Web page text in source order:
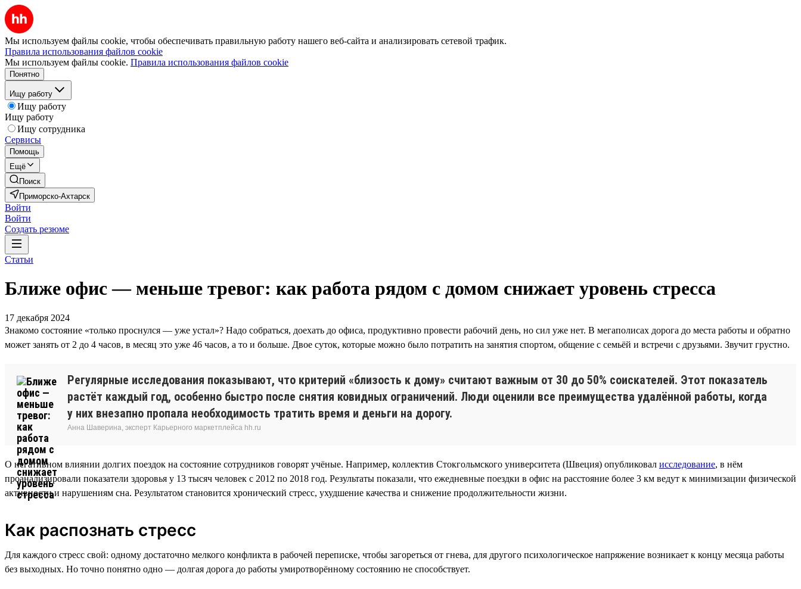
Мы используем файлы cookie, чтобы обеспечивать правильную работу нашего веб-сайта и анализировать сетевой трафик.
Правила использования файлов cookie
Мы используем файлы cookie. Правила использования файлов cookie
Понятно
Ищу работу
Ищу работу
Ищу работу
Ищу сотрудника
Сервисы
Помощь
Ещё
Поиск
Приморско-Ахтарск
Войти
Войти
Создать резюме
Статьи
Ближе офис — меньше тревог: как работа рядом с домом снижает уровень стресса
17 декабря 2024
Знакомо состояние «только проснулся — уже устал»? Надо собраться, доехать до офиса, продуктивно провести рабочий день, но сил уже нет. В мегаполисах дорога до места работы и обратно
может занять от 2 до 4 часов, в месяц это уже 46 часов, а то и больше. Двое суток, которые можно было потратить на занятия спортом, общение с семьёй и встречи с друзьями. Звучит грустно.
Регулярные исследования показывают, что критерий «близость к дому» считают важным от 30 до 50% соискателей. Этот показатель
растёт каждый год, особенно быстро после снятия ковидных ограничений. Люди оценили все преимущества удалённой работы, когда
у них внезапно пропала необходимость тратить время и деньги на дорогу.
Анна Шаверина, эксперт Карьерного маркетплейса hh.ru
О негативном влиянии долгих поездок на состояние сотрудников говорят учёные. Например, коллектив Стокгольмского университета (Швеция) опубликовал исследование, в нём
проанализировали показатели здоровья у 13 тысяч человек с 2012 по 2018 год. Результаты показали, что ежедневные поездки в офис на расстояние более 3 км ведут к минимизации физической
активности и нарушениям сна. Результатом становится хронический стресс, ухудшение качества и снижение продолжительности жизни.
Как распознать стресс
Для каждого стресс свой: одному достаточно мелкого конфликта в рабочей переписке, чтобы загореться от гнева, для другого психологическое напряжение возникает к концу месяца работы
без выходных. Но точно понятно одно — долгая дорога до работы умиротворённому состоянию не способствует.